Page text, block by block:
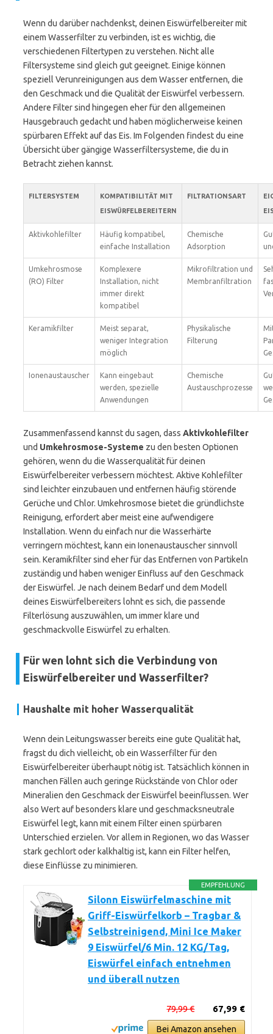
Wenn du darüber nachdenkst, deinen Eiswürfelbereiter mit
einem Wasserfilter zu verbinden, ist es wichtig, die
verschiedenen Filtertypen zu verstehen. Nicht alle
Filtersysteme sind gleich gut geeignet. Einige können
speziell Verunreinigungen aus dem Wasser entfernen, die
den Geschmack und die Qualität der Eiswürfel verbessern.
Andere Filter sind hingegen eher für den allgemeinen
Hausgebrauch gedacht und haben möglicherweise keinen
spürbaren Effekt auf das Eis. Im Folgenden findest du eine
Übersicht über gängige Wasserfiltersysteme, die du in
Betracht ziehen kannst.
FILTERSYSTEM
KOMPATIBILITÄT MIT
EISWÜRFELBEREITERN
FILTRATIONSART
Aktivkohlefilter
Häufig kompatibel,
einfache Installation
Chemische
Adsorption
Umkehrosmose
(RO) Filter
Komplexere
Installation, nicht
immer direkt
kompatibel
Mikrofiltration und
Membranfiltration
Keramikfilter
Meist separat,
weniger Integration
möglich
Physikalische
Filterung
Ionenaustauscher
Kann eingebaut
werden, spezielle
Anwendungen
Chemische
Austauschprozesse
Zusammenfassend kannst du sagen, dass Aktivkohlefilter
und Umkehrosmose-Systeme zu den besten Optionen
gehören, wenn du die Wasserqualität für deinen
Eiswürfelbereiter verbessern möchtest. Aktive Kohlefilter
sind leichter einzubauen und entfernen häufig störende
Gerüche und Chlor. Umkehrosmose bietet die gründlichste
Reinigung, erfordert aber meist eine aufwendigere
Installation. Wenn du einfach nur die Wasserhärte
verringern möchtest, kann ein Ionenaustauscher sinnvoll
sein. Keramikfilter sind eher für das Entfernen von Partikeln
zuständig und haben weniger Einfluss auf den Geschmack
der Eiswürfel. Je nach deinem Bedarf und dem Modell
deines Eiswürfelbereiters lohnt es sich, die passende
Filterlösung auszuwählen, um immer klare und
geschmackvolle Eiswürfel zu erhalten.
Für wen lohnt sich die Verbindung von
Eiswürfelbereiter und Wasserfilter?
Haushalte mit hoher Wasserqualität
Wenn dein Leitungswasser bereits eine gute Qualität hat,
fragst du dich vielleicht, ob ein Wasserfilter für den
Eiswürfelbereiter überhaupt nötig ist. Tatsächlich können in
manchen Fällen auch geringe Rückstände von Chlor oder
Mineralien den Geschmack der Eiswürfel beeinflussen. Wer
also Wert auf besonders klare und geschmacksneutrale
Eiswürfel legt, kann mit einem Filter einen spürbaren
Unterschied erzielen. Vor allem in Regionen, wo das Wasser
stark gechlort oder kalkhaltig ist, kann ein Filter helfen,
diese Einflüsse zu minimieren.
EMPFEHLUNG
Silonn Eiswürfelmaschine mit
Griff-Eiswürfelkorb – Tragbar &
Selbstreinigend, Mini Ice Maker
9 Eiswürfel/6 Min. 12 KG/Tag,
Eiswürfel einfach entnehmen
und überall nutzen
67,99 €
79,99 €
Bei Amazon ansehen